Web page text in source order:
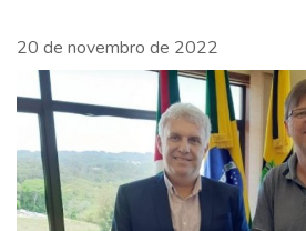
20 de novembro de 2022